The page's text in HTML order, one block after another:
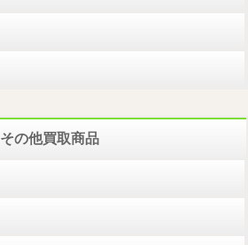
その他買取商品